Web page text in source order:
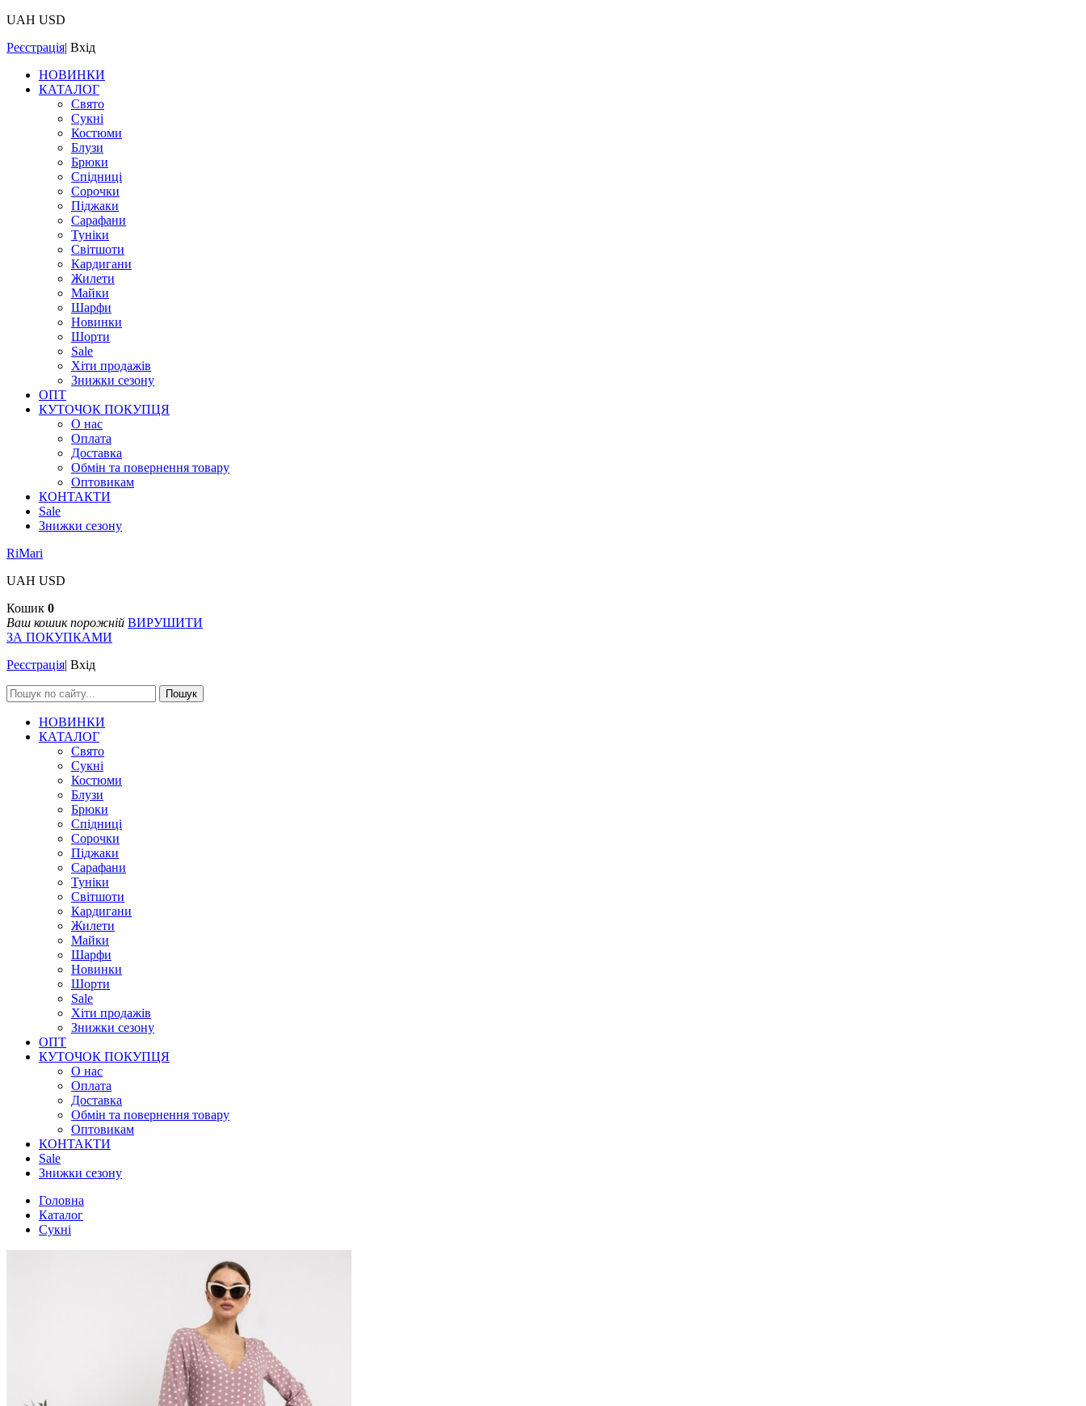
UAH USD
Реєстрація| Вхід
НОВИНКИ
КАТАЛОГ
Свято
Сукні
Костюми
Блузи
Брюки
Спідниці
Сорочки
Піджаки
Сарафани
Туніки
Світшоти
Кардигани
Жилети
Майки
Шарфи
Новинки
Шорти
Sale
Хіти продажів
Знижки сезону
ОПТ
КУТОЧОК ПОКУПЦЯ
О нас
Оплата
Доставка
Обмін та повернення товару
Оптовикам
КОНТАКТИ
Sale
Знижки сезону
RiMari
UAH USD
Кошик 0
Ваш кошик порожній ВИРУШИТИ
ЗА ПОКУПКАМИ
Реєстрація| Вхід
Пошук
НОВИНКИ
КАТАЛОГ
Свято
Сукні
Костюми
Блузи
Брюки
Спідниці
Сорочки
Піджаки
Сарафани
Туніки
Світшоти
Кардигани
Жилети
Майки
Шарфи
Новинки
Шорти
Sale
Хіти продажів
Знижки сезону
ОПТ
КУТОЧОК ПОКУПЦЯ
О нас
Оплата
Доставка
Обмін та повернення товару
Оптовикам
КОНТАКТИ
Sale
Знижки сезону
Головна
Каталог
Сукні